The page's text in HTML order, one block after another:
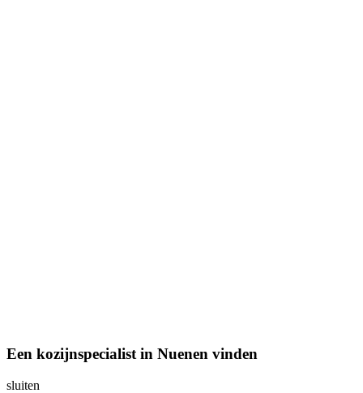
Een kozijnspecialist in Nuenen vinden
sluiten